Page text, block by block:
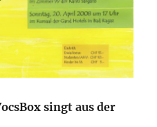
singt aus der